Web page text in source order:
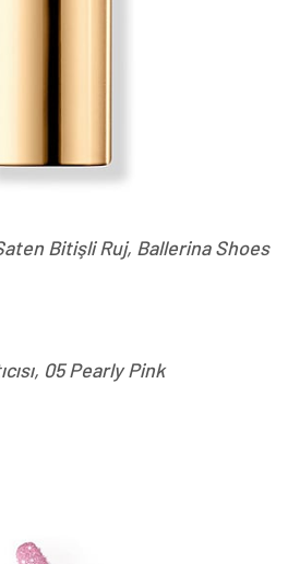
Bitişli Ruj, Ballerina Shoes
05 Pearly Pink